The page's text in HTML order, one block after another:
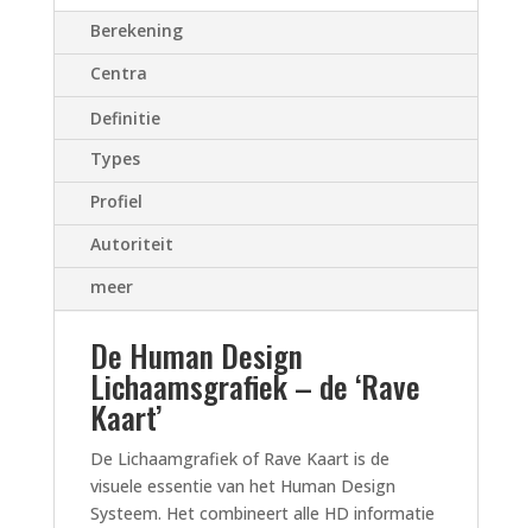
Berekening
Centra
Definitie
Types
Profiel
Autoriteit
meer
De Human Design
Lichaamsgrafiek – de ‘Rave
Kaart’
De Lichaamgrafiek of Rave Kaart is de
visuele essentie van het Human Design
Systeem. Het combineert alle HD informatie